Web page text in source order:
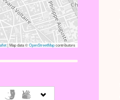
|Map data ©OpenStreetMapcontributors